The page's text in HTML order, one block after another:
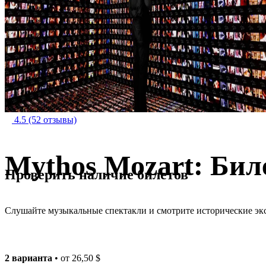
4.5 (52 отзывы)
Mythos Mozart:
Слушайте музыкальные спектакли и смотрите исторические
Проверить наличие билетов
2 варианта • от 26,50 $